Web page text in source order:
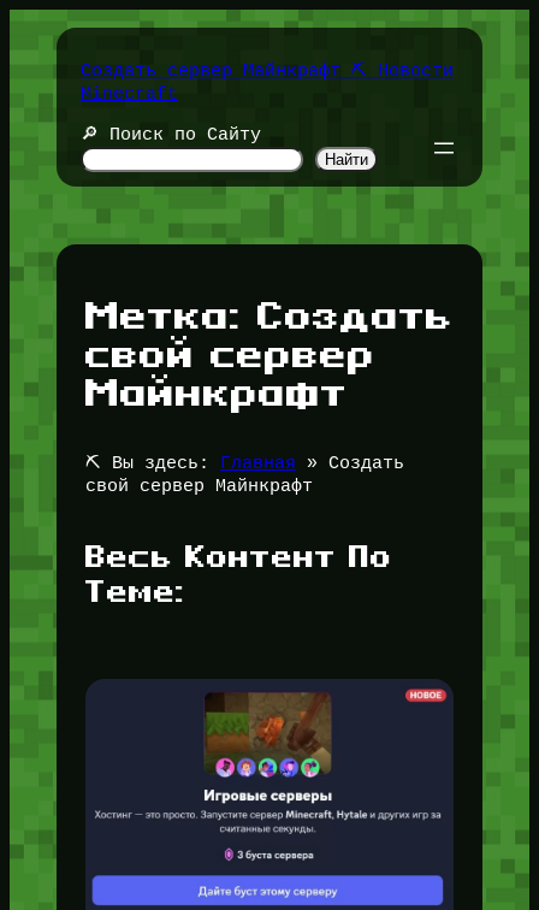
содержимомуСоздать сервер Майнкрафт ⛏️ Новости
Minecraft
🔎 Поиск по Сайту
Найти
Метка: Создать
свой сервер
Майнкрафт
⛏️ Вы здесь: Главная » Создать
свой сервер Майнкрафт
Весь Контент По
Теме: